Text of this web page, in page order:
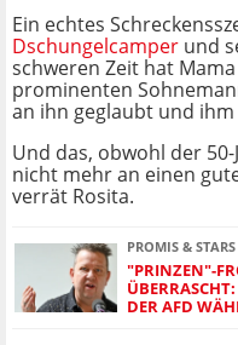
Ein echtes
Dschungelcamper und
schweren Zeit hat
prominenten
an ihn geglaubt und
Und das, obwohl der
nicht mehr an einen
verrät Rosita.
PROMIS & STARS
"PRINZEN"-
DER AFD